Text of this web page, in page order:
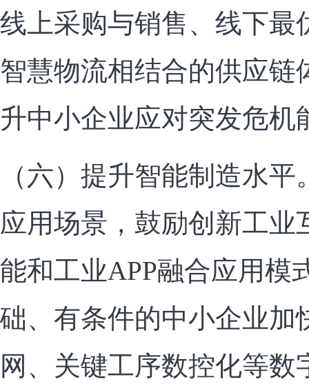
线上采购与销售、线下最
智慧物流相结合的供应链
升中小企业应对突发危机
（六）提升智能制造水
应用场景，鼓励创新工业
能和工业APP融合应用模
础、有条件的中小企业加
网、关键工序数控化等